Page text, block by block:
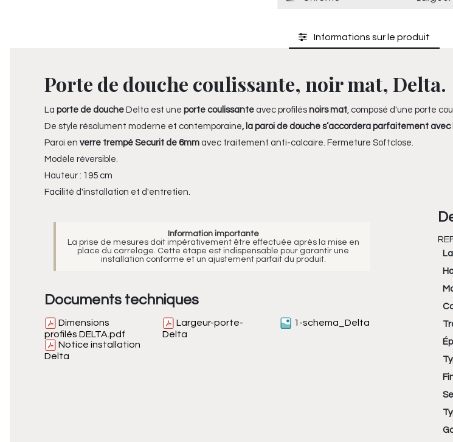
Informations sur le produit
Porte de douche coulissante, noir mat, Delta.
La porte de douche Delta est une porte coulissante avec profilés noirs mat , composé d'une porte
De style résolument moderne et contemporaine, la paroi de douche s’accordera parfaitement
Paroi en verre trempé Securit de 6mm avec traitement anti-calcaire. Fermeture Softclose.
Modèle réversible.
Hauteur : 195 cm
Facilité d'installation et d'entretien.
Information importante
La prise de mesures doit impérativement être effectuée après la mise en
place du carrelage. Cette étape est indispensable pour garantir une
installation conforme et un ajustement parfait du produit.
Documents techniques
Dimensions
profilés DELTA.pdf
Largeur-porte-
Delta
1-schema_Delta
Notice installation
Delta